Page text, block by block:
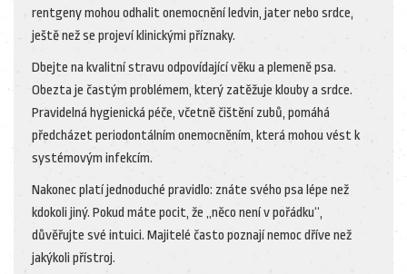
rentgeny mohou odhalit onemocnění ledvin, jater nebo srdce,
ještě než se projeví klinickými příznaky.
Dbejte na kvalitní stravu odpovídající věku a plemeně psa.
Obezta je častým problémem, který zatěžuje klouby a srdce.
Pravidelná hygienická péče, včetně čištění zubů, pomáhá
předcházet periodontálním onemocněním, která mohou vést k
systémovým infekcím.
Nakonec platí jednoduché pravidlo: znáte svého psa lépe než
kdokoli jiný. Pokud máte pocit, že „něco není v pořádku“,
důvěřujte své intuici. Majitelé často poznají nemoc dříve než
jakýkoli přístroj.